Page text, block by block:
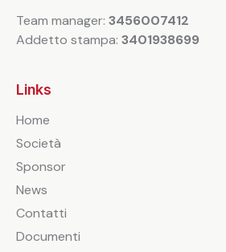
Team manager: 3456007412
Addetto stampa: 3401938699
Links
Home
Società
Sponsor
News
Contatti
Documenti